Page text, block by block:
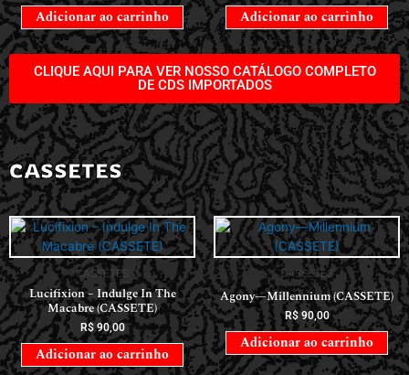
Adicionar ao carrinho Adicionar ao carrinho
CLIQUE AQUI PARA VER NOSSO CATÁLOGO COMPLETO
DE CDS IMPORTADOS
CASSETES
CASSETES
Lucifixion – Indulge In The
Macabre (CASSETE)
R$90,00
Adicionar ao carrinho
CASSETES
Agony—Millennium (CASSETE)
R$90,00
Adicionar ao carrinho